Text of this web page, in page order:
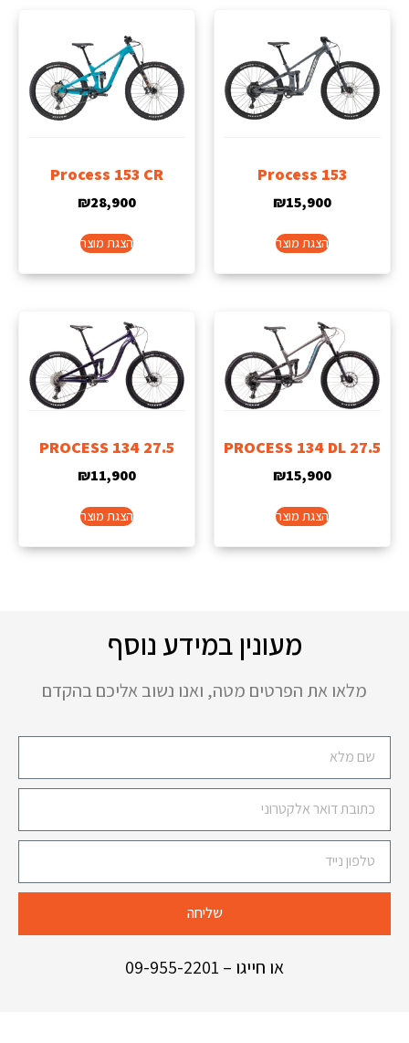
Process 153
₪15,900
הצגת מוצר
Process 153 CR
₪28,900
הצגת מוצר
PROCESS 134 DL 27.5
₪15,900
הצגת מוצר
PROCESS 134 27.5
₪11,900
הצגת מוצר
מעונין במידע נוסף
מלאו את הפרטים מטה, ואנו נשוב אליכם בהקדם
שליחה
או חייגו – 09-955-2201